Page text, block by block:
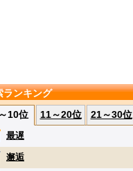
ランキング
10位
11～20位 21～30位
最遅
邂逅